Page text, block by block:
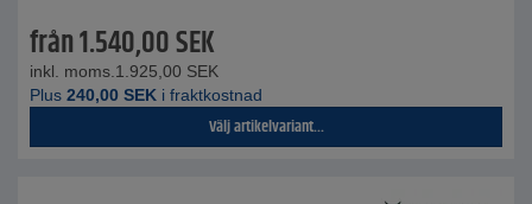
från1.540,00SEK
inkl. moms. 1.925,00 SEK
Plus 240,00 SEK i fraktkostnad
Välj artikelvariant...